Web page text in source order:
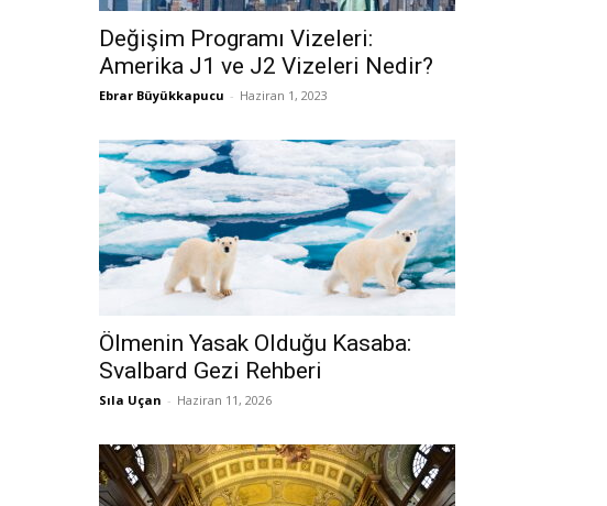
Değişim Programı Vizeleri:
Amerika J1 ve J2 Vizeleri Nedir?
Ebrar Büyükkapucu - Haziran 1, 2023
Ölmenin Yasak Olduğu Kasaba:
Svalbard Gezi Rehberi
Sıla Uçan - Haziran 11, 2026